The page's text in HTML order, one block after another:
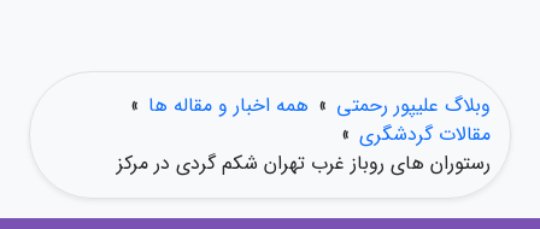
وبلاگ علیپور رحمتی » همه اخبار و مقاله ها »
مقالات گردشگری »
رستوران های روباز غرب تهران شکم گردی در مرکز